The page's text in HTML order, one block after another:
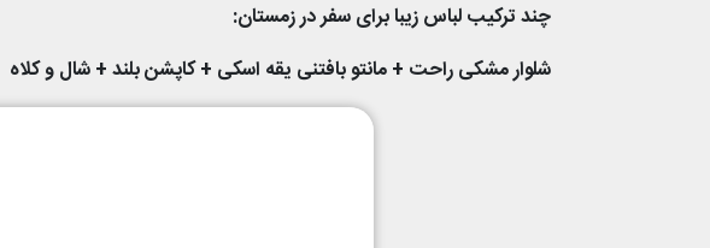
چند ترکیب لباس زیبا برای سفر در زمستان:
شلوار مشکی راحت + مانتو بافتنی یقه اسکی + کاپشن بلند + شال و کلاه